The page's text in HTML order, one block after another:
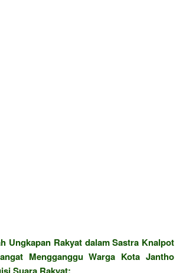
Ungkapan Rakyat dalam Sastra Knalpot
Mengganggu Warga Kota Jantho